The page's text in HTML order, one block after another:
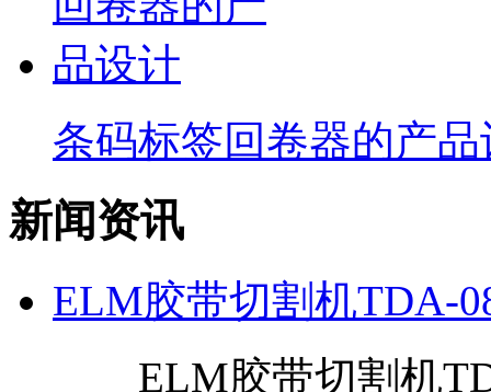
条码标签回卷器的产品
新闻资讯
ELM胶带切割机TDA-
ELM胶带切割机